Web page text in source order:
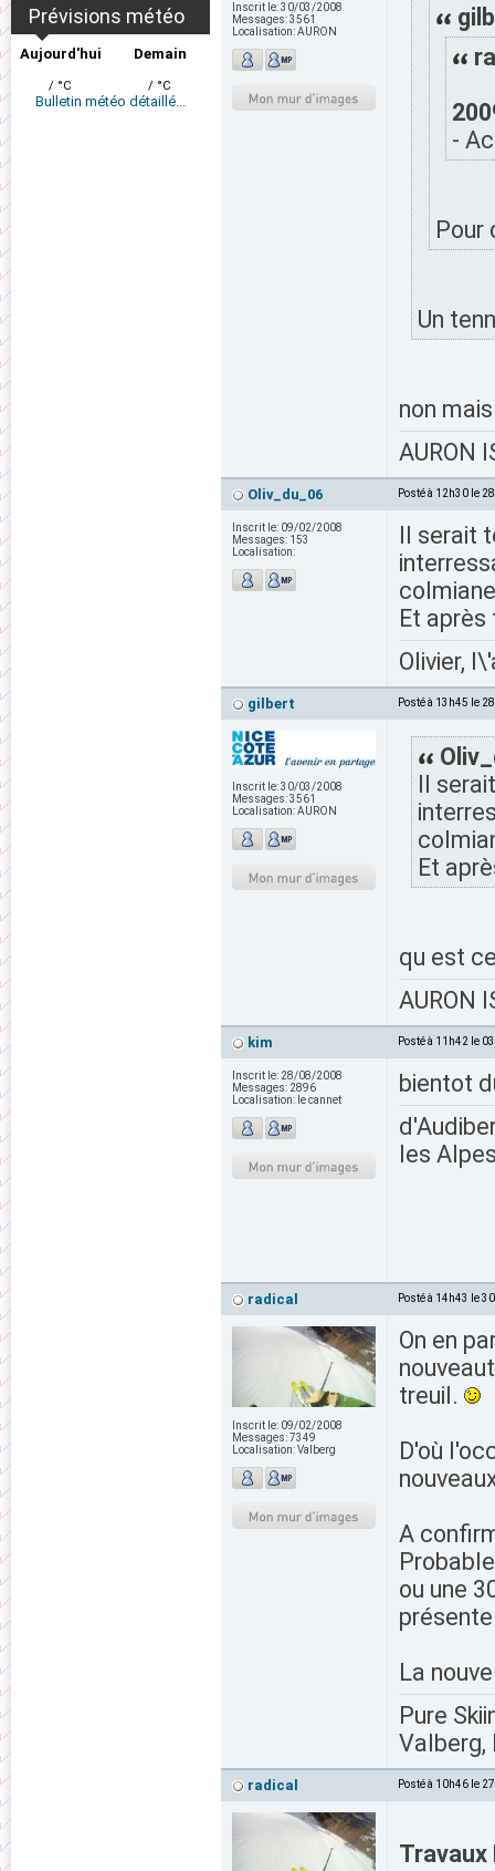
Prévisions météo
Aujourd'hui
/ °C
Demain
/ °C
Bulletin météo détaillé...
Inscrit le:30/03/2008
Messages:3561
Localisation:AURON
-
Pour
Un
non
AURON
Oliv_du_06 Posté à 12h30 le
Inscrit le: 09/02/2008
Messages: 153
Localisation:
Il serait
Et
Olivier,
gilbert Posté à 13h45 le
Inscrit le:30/03/2008
Messages:3561
Localisation:AURON
Il
Et
qu est
AURON
kim Posté à 11h42 le
Inscrit le: 28/08/2008
Messages: 2896
Localisation: le cannet
bientot
les
radical Posté à 14h43 le
Inscrit le: 09/02/2008
Messages:7349
Localisation:Valberg
On en
treuil.
D'où
A
ou une
La
Pure
Valberg,
radical Posté à 10h46 le
Travaux